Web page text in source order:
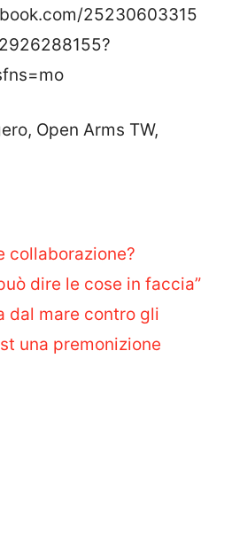
25230603315
Open Arms TW,
collaborazione?
dire le cose in faccia”
dal mare contro gli
una premonizione